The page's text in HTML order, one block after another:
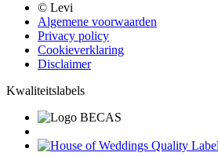
Bottom
menu
© Levi
Algemene voorwaarden
Privacy policy
Cookieverklaring
Disclaimer
Kwaliteitslabels